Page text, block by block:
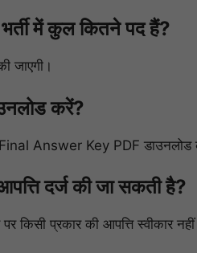
में कुल कितने पद हैं?
जाएगी।
करें?
Final Answer Key PDF
दर्ज की जा सकती है?
प्रकार की आपत्ति स्वीकार